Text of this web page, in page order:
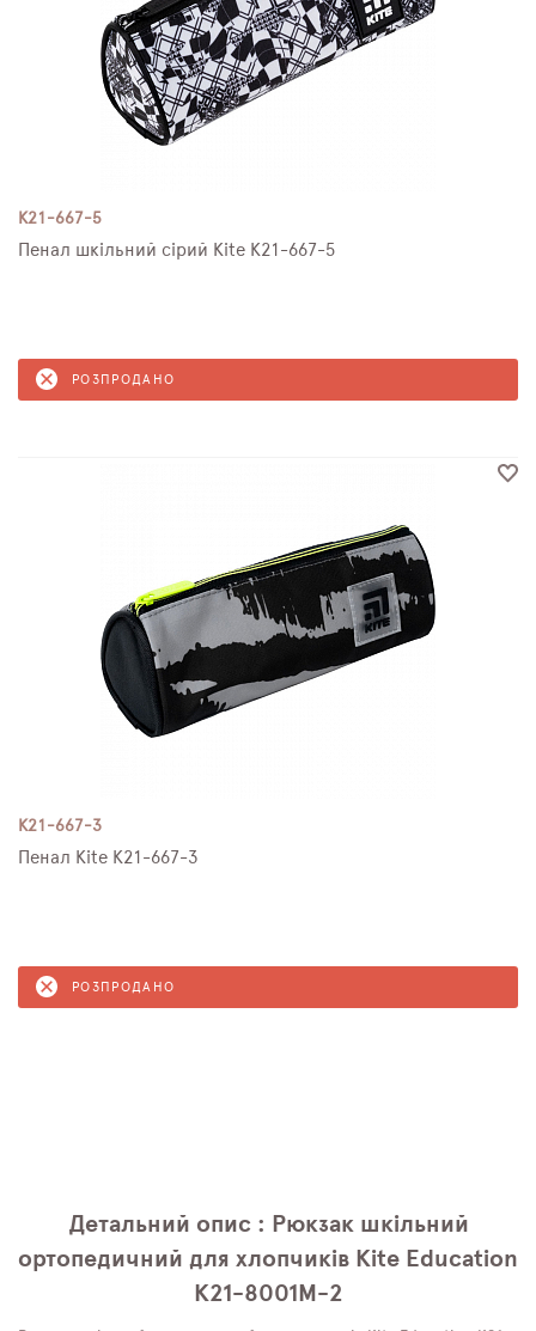
K21-667-5
Пенал шкільний сірий Kite К21-667-5
РОЗПРОДАНО
K21-667-3
Пенал Kite K21-667-3
РОЗПРОДАНО
Детальний опис : Рюкзак шкільний
ортопедичний для хлопчиків Kite Education
K21-8001M-2